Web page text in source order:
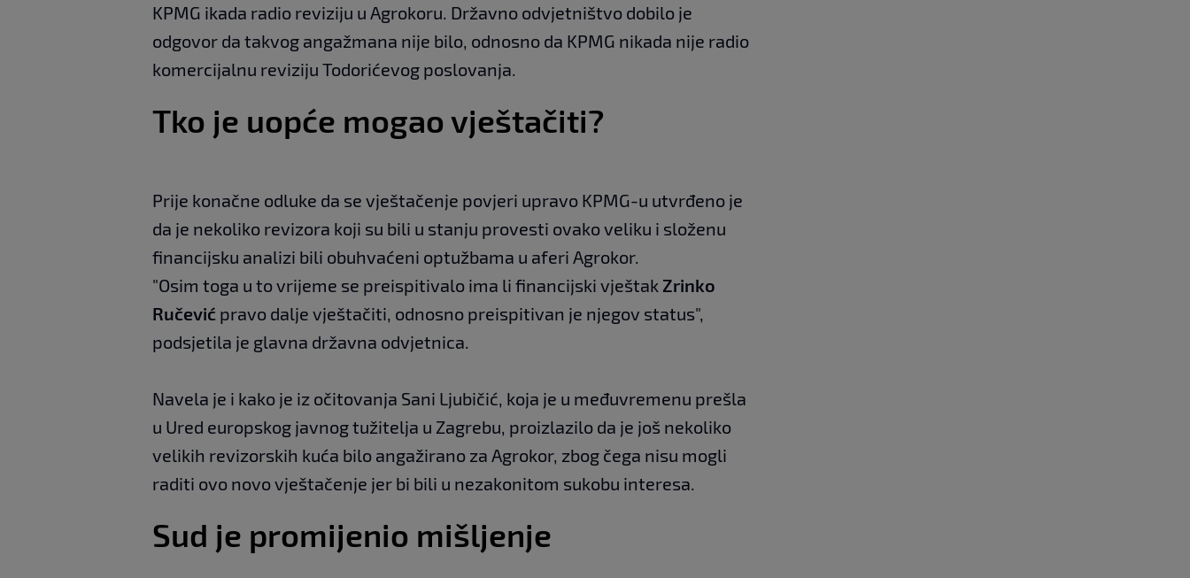
KPMG ikada radio reviziju u Agrokoru. Državno odvjetništvo dobilo je
odgovor da takvog angažmana nije bilo, odnosno da KPMG nikada nije radio
komercijalnu reviziju Todorićevog poslovanja.
Tko je uopće mogao vještačiti?
Prije konačne odluke da se vještačenje povjeri upravo KPMG-u utvrđeno je
da je nekoliko revizora koji su bili u stanju provesti ovako veliku i složenu
financijsku analizi bili obuhvaćeni optužbama u aferi Agrokor.
"Osim toga u to vrijeme se preispitivalo ima li financijski vještak Zrinko
Ručević pravo dalje vještačiti, odnosno preispitivan je njegov status",
podsjetila je glavna državna odvjetnica.
Navela je i kako je iz očitovanja Sani Ljubičić, koja je u međuvremenu prešla
u Ured europskog javnog tužitelja u Zagrebu, proizlazilo da je još nekoliko
velikih revizorskih kuća bilo angažirano za Agrokor, zbog čega nisu mogli
raditi ovo novo vještačenje jer bi bili u nezakonitom sukobu interesa.
Sud je promijenio mišljenje